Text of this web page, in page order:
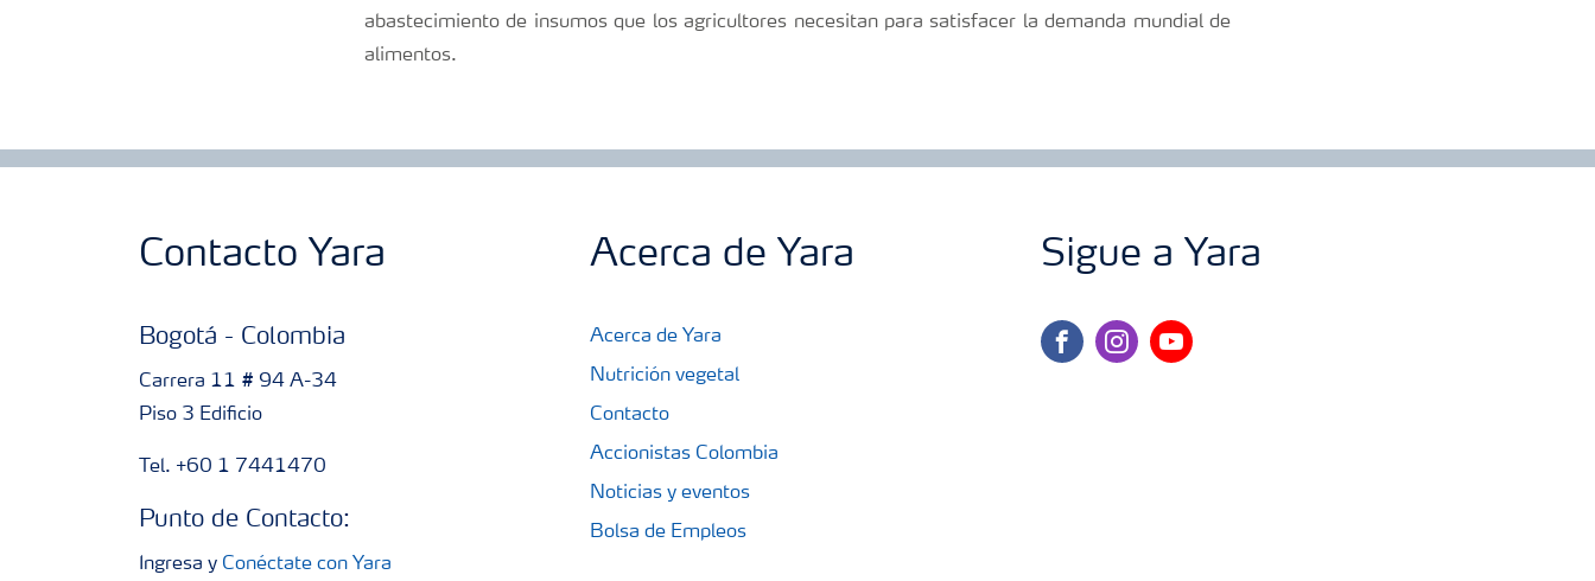
abastecimiento de insumos que los agricultores necesitan para satisfacer la demanda mundial de
alimentos.
Contacto Yara
Bogotá - Colombia
Carrera 11 # 94 A-34
Piso 3 Edificio
Tel. +60 1 7441470
Punto de Contacto:
Ingresa y Conéctate con Yara
Acerca de Yara
Acerca de Yara
Nutrición vegetal
Contacto
Accionistas Colombia
Noticias y eventos
Bolsa de Empleos
Sigue a Yara
facebookinstagram
youtube